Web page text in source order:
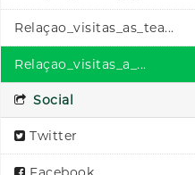
Relaçao_visitas_as_tea...
Relaçao_visitas_a_...
Social
Twitter